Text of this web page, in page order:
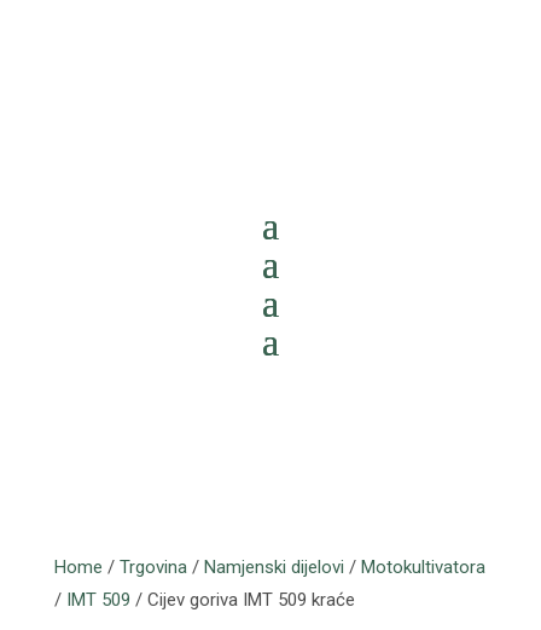
Home / Trgovina/ Namjenski dijelovi / Motokultivatora
/ IMT 509 / Cijev goriva IMT 509 kraće